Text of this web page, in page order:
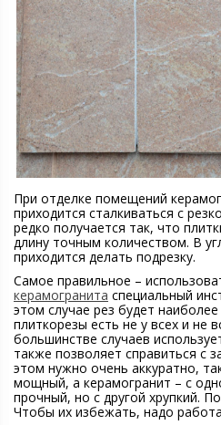
При отделке помещений
приходится сталкиваться с
редко получается так, что
длину точным количеством. В
приходится делать подрезку.
Самое правильное –
керамогранита специальный
этом случае рез будет
плиткорезы есть не у всех и не
большинстве случаев
также позволяет справиться с
этом нужно очень аккуратно,
мощный, а керамогранит – с
прочный, но с другой хрупкий.
Чтобы их избежать, надо